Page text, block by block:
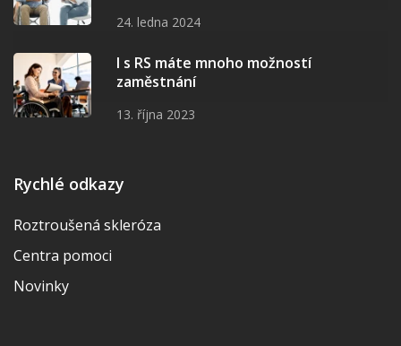
24. ledna 2024
I s RS máte mnoho možností
zaměstnání
13. října 2023
Rychlé odkazy
Roztroušená skleróza
Centra pomoci
Novinky